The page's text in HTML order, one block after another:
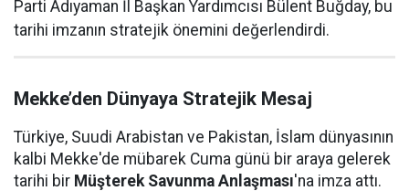
Parti Adıyaman İl Başkan Yardımcısı Bülent Buğday, bu
tarihi imzanın stratejik önemini değerlendirdi.
Mekke’den Dünyaya Stratejik Mesaj
Türkiye, Suudi Arabistan ve Pakistan, İslam dünyasının
kalbi Mekke'de mübarek Cuma günü bir araya gelerek
tarihi bir Müşterek Savunma Anlaşması'na imza attı.